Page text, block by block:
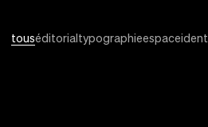
touséditorialtypographieespace